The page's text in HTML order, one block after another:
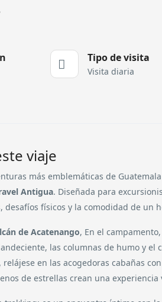
Tipo de visita
Visita diaria
viaje
más emblemáticas de
Antigua. Diseñada para
desafíos físicos y la comodidad de un
de Acatenango, En el
las columnas de humo y
relájese en las acogedoras cabañas
de estrellas crean una